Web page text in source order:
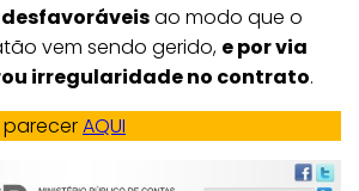
ao modo que o
vem sendo gerido, e por via
irregularidade no contrato.
AQUI